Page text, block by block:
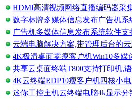
HDMI高清视频网络直播编码器采
数字标牌多媒体信息发布广告机系
广告机多媒体信息发布系统软件支
云端电脑解决方案,带管理后台的
4K极清桌面零瘦客户机Win10多媒
共享云桌面终端T800支持打印机,
4K云终端RDP10瘦客户机四核小
迷你工控主机云终端电脑4k显示分